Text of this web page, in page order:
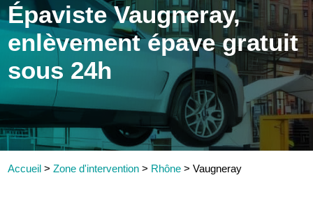
Épaviste Vaugneray,
enlèvement épave gratuit
sous 24h
Accueil >Zone d'intervention > Rhône >Vaugneray